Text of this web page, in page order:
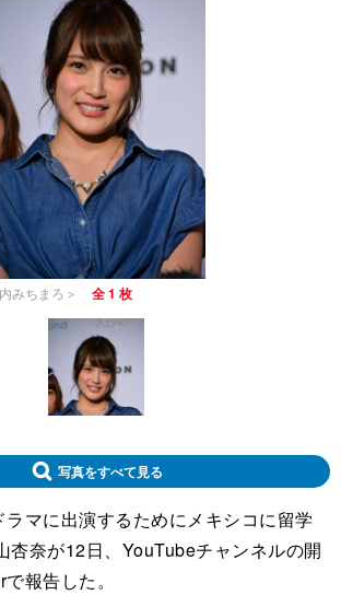
みちまろ＞ 全 1 枚
写真をすべて見る
マに出演するためにメキシコに留学
杏奈が12日、YouTubeチャンネルの開
報告した。